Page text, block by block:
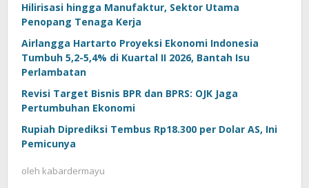
Hilirisasi hingga Manufaktur, Sektor Utama
Penopang Tenaga Kerja
Airlangga Hartarto Proyeksi Ekonomi Indonesia
Tumbuh 5,2-5,4% di Kuartal II 2026, Bantah Isu
Perlambatan
Revisi Target Bisnis BPR dan BPRS: OJK Jaga
Pertumbuhan Ekonomi
Rupiah Diprediksi Tembus Rp18.300 per Dolar AS, Ini
Pemicunya
oleh kabardermayu